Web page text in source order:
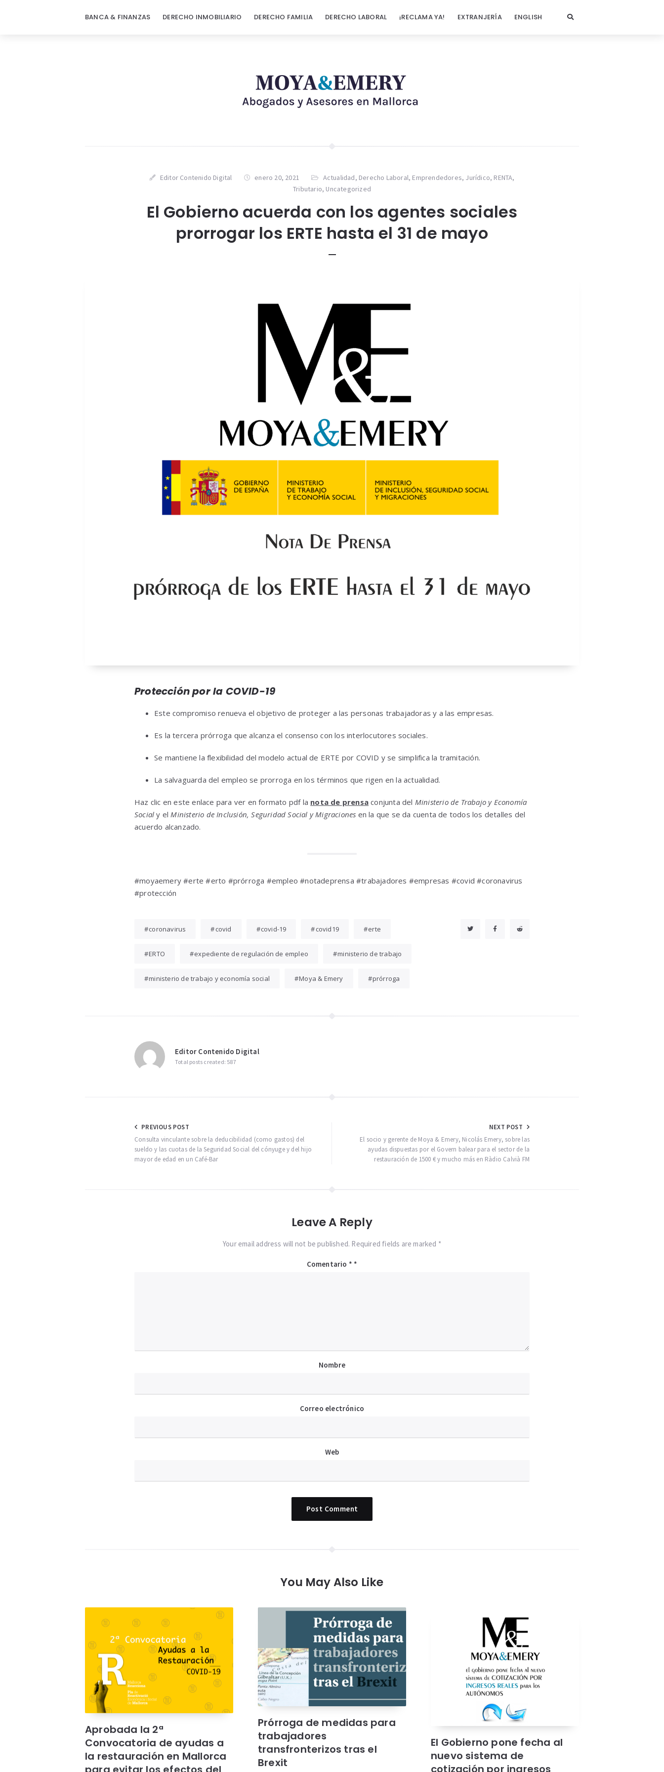
BANCA & FINANZAS DERECHO INMOBILIARIO DERECHO FAMILIA DERECHO LABORAL ¡RECLAMA YA! EXTRANJERÍA ENGLISH
Editor Contenido Digital enero 20, 2021 Actualidad, Derecho Laboral, Emprendedores, Jurídico, RENTA,
Tributario, Uncategorized
El Gobierno acuerda con los agentes sociales
prorrogar los ERTE hasta el 31 de mayo
Protección por la COVID-19
Este compromiso renueva el objetivo de proteger a las personas trabajadoras y a las empresas.
Es la tercera prórroga que alcanza el consenso con los interlocutores sociales.
Se mantiene la flexibilidad del modelo actual de ERTE por COVID y se simplifica la tramitación.
La salvaguarda del empleo se prorroga en los términos que rigen en la actualidad.
Haz clic en este enlace para ver en formato pdf la nota de prensa conjunta del Ministerio de Trabajo y Economía
Social y elMinisterio de Inclusión, Seguridad Social y Migraciones en la que se da cuenta de todos los detalles del
acuerdo alcanzado.
#moyaemery #erte #erto #prórroga #empleo #notadeprensa #trabajadores #empresas #covid #coronavirus
#protección
coronavirus covid covid-19 covid19 erte
ERTO expediente de regulación de empleo ministerio de trabajo
ministerio de trabajo y economía social Moya & Emery prórroga
Editor Contenido Digital
Total posts created: 587
Navegación
de
entradas
PREVIOUS POST
Consulta vinculante sobre la deducibilidad (como gastos) del
sueldo y las cuotas de la Seguridad Social del cónyuge y del hijo
mayor de edad en un Café-Bar
NEXT POST
El socio y gerente de Moya & Emery, Nicolás Emery, sobre las
ayudas dispuestas por el Govern balear para el sector de la
restauración de 1500 € y mucho más en Ràdio Calvià FM
Leave A Reply
Your email address will not be published. Required fields are marked *
Comentario *
Nombre
Correo electrónico
Web
You May Also Like
Aprobada la 2ª
Convocatoria de ayudas a
la restauración en Mallorca
Prórroga de medidas para
trabajadores
transfronterizos tras el
Brexit
El Gobierno pone fecha al
nuevo sistema de
cotización por ingresos